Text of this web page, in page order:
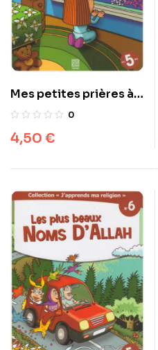
Mes petites prières à
Allah
0
4,50 €